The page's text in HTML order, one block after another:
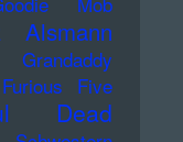
Alsmann
Grandaddy
Five
Dead